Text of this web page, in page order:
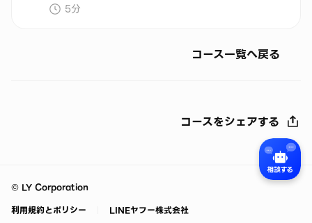
5分
コース一覧へ戻る
コースをシェアする
© LY Corporation
利用規約とポリシー
LINEヤフー株式会社